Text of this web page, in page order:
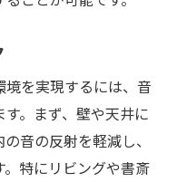
夫
文住宅の最新防音
を実現するには、音
。まず、壁や天井に
音の反射を軽減し、
特にリビングや書斎